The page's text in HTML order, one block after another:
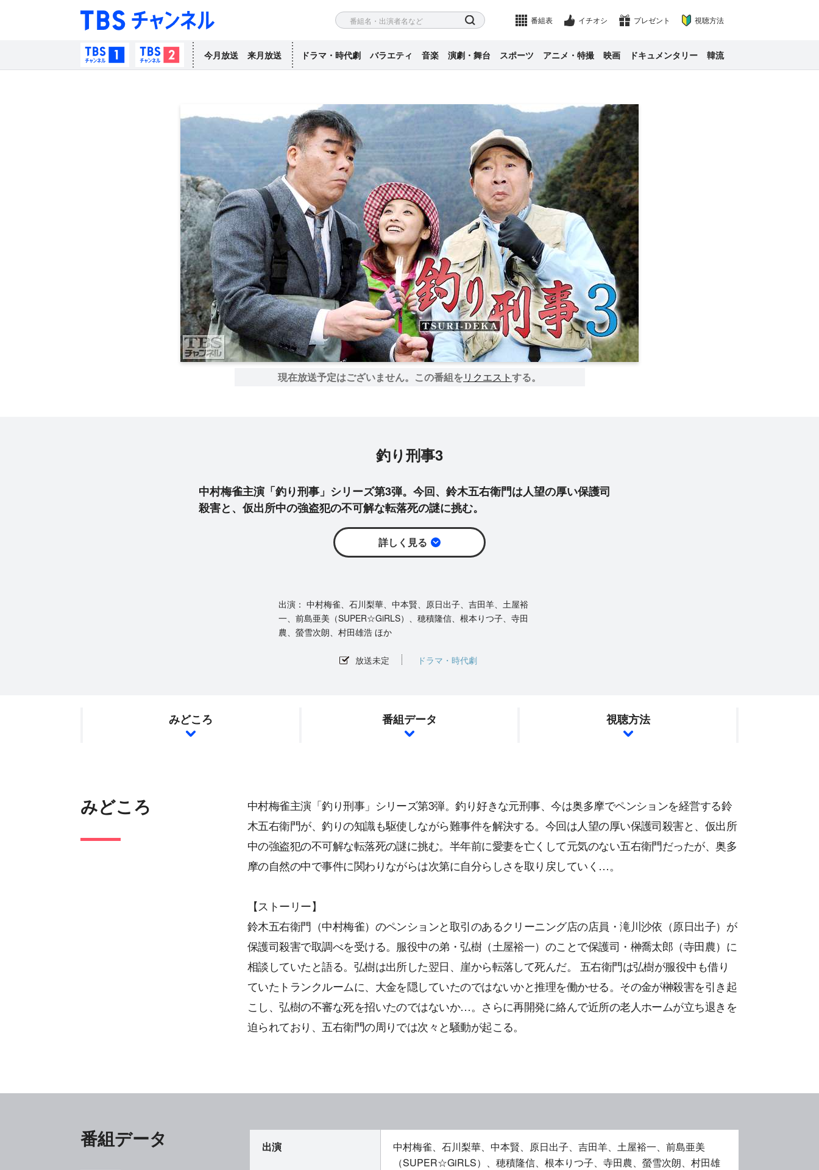
検索 番組表 イチオシ プレゼント 視聴方法
TBSチャンネル1TBSチャンネル2
今月放送 来月放送 ドラマ・時代劇 バラエティ 音楽 演劇・舞台 スポーツ アニメ・特撮 映画 ドキュメンタリー 韓流
現在放送予定はございません。 この番組をリクエストする。
釣り刑事3
中村梅雀主演「釣り刑事」シリーズ第3弾。今回、鈴木五右衛門は人望の厚い保護司
殺害と、仮出所中の強盗犯の不可解な転落死の謎に挑む。
詳しく見る
中村梅雀、石川梨華、中本賢、原日出子、吉田羊、土屋裕
一、前島亜美（SUPER☆GiRLS）、穂積隆信、根本りつ子、寺田
農、螢雪次朗、村田雄浩 ほか
放送未定 ドラマ・時代劇
みどころ 番組データ 視聴方法
みどころ
中村梅雀主演「釣り刑事」シリーズ第3弾。釣り好きな元刑事、今は奥多摩でペンションを経営する鈴
木五右衛門が、釣りの知識も駆使しながら難事件を解決する。今回は人望の厚い保護司殺害と、仮出所
中の強盗犯の不可解な転落死の謎に挑む。半年前に愛妻を亡くして元気のない五右衛門だったが、奥多
摩の自然の中で事件に関わりながらは次第に自分らしさを取り戻していく…。
【ストーリー】
鈴木五右衛門（中村梅雀）のペンションと取引のあるクリーニング店の店員・滝川沙依（原日出子）が
保護司殺害で取調べを受ける。服役中の弟・弘樹（土屋裕一）のことで保護司・榊喬太郎（寺田農）に
相談していたと語る。弘樹は出所した翌日、崖から転落して死んだ。 五右衛門は弘樹が服役中も借り
ていたトランクルームに、大金を隠していたのではないかと推理を働かせる。その金が榊殺害を引き起
こし、弘樹の不審な死を招いたのではないか…。さらに再開発に絡んで近所の老人ホームが立ち退きを
迫られており、五右衛門の周りでは次々と騒動が起こる。
番組データ 出演
中村梅雀、石川梨華、中本賢、原日出子、吉田羊、土屋裕一、前島亜美
（SUPER☆GiRLS）、穂積隆信、根本りつ子、寺田農、螢雪次朗、村田雄